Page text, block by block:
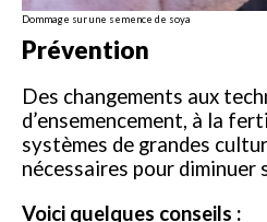
Dommage sur une semence de soya
Prévention
Des changements aux
d’ensemencement, à la
systèmes de grandes
nécessaires pour diminuer
Voici quelques conseils :